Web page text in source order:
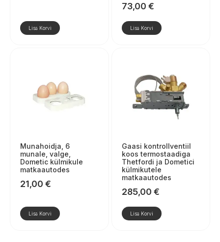
Lisa Korvi
73,00 €
Lisa Korvi
Munahoidja, 6
munale, valge,
Dometic külmikule
matkaautodes
21,00 €
Lisa Korvi
Gaasi kontrollventiil
koos termostaadiga
Thetfordi ja Dometici
külmikutele
matkaautodes
285,00 €
Lisa Korvi